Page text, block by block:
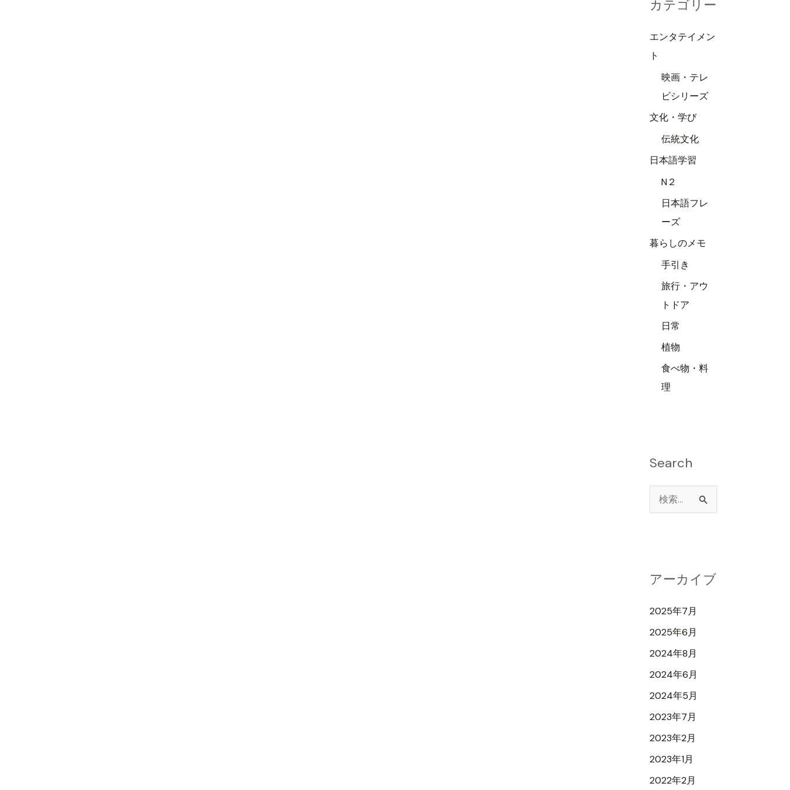
カテゴリー
エンタテイメン
ト
映画・テレ
ビシリーズ
文化・学び
伝統文化
日本語学習
N２
日本語フレ
ーズ
暮らしのメモ
手引き
旅行・アウ
トドア
日常
植物
食べ物・料
理
Search
:アーカイブ
2025年7月
2025年6月
2024年8月
2024年6月
2024年5月
2023年7月
2023年2月
2023年1月
2022年2月